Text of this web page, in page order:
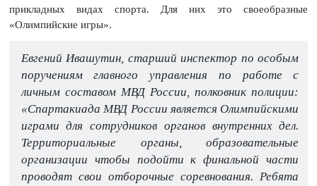
прикладных видах спорта. Для них это своеобразные
«Олимпийские игры».
Евгений Ивашутин, старший инспектор по особым
поручениям главного управления по работе с
личным составом МВД России, полковник полиции:
«Спартакиада МВД России является Олимпийскими
играми для сотрудников органов внутренних дел.
Территориальные органы, образовательные
организации чтобы подойти к финальной части
проводят свои отборочные соревнования. Ребята